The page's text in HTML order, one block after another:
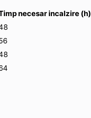
necesar incalzire (h)